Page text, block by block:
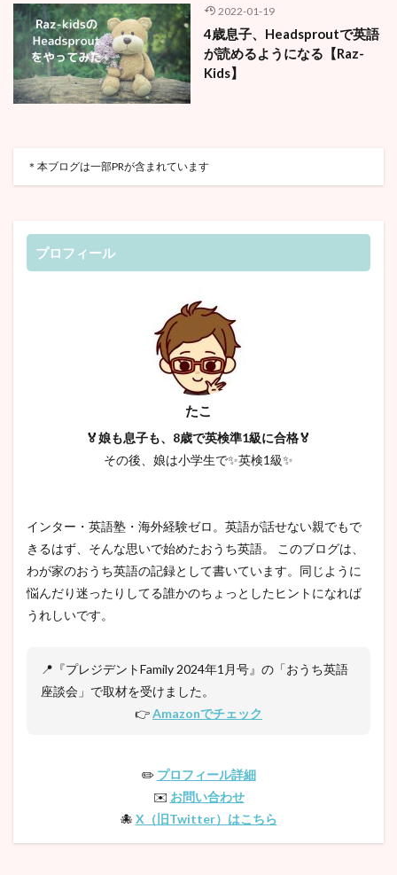
2022-01-19
4歳息子、Headsproutで英語
が読めるようになる【Raz-
Kids】
＊本ブログは一部PRが含まれています
プロフィール
たこ
🏅娘も息子も、8歳で英検準1級に合格🏅
その後、娘は小学生で✨英検1級✨
インター・英語塾・海外経験ゼロ。英語が話せない親でもで
きるはず、そんな思いで始めたおうち英語。 このブログは、
わが家のおうち英語の記録として書いています。同じように
悩んだり迷ったりしてる誰かのちょっとしたヒントになれば
うれしいです。
📍『プレジデントFamily 2024年1月号』の「おうち英語
座談会」で取材を受けました。
👉Amazonでチェック
✏️ プロフィール詳細
✉️ お問い合わせ
🐙 X（旧Twitter）はこちら